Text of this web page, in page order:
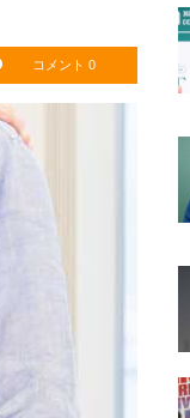
コメント 0